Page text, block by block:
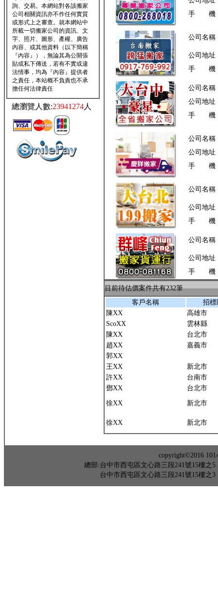
詢、交易。本網站對各該搬家
公司相關資訊亦不作任何實質
或形式上之審查。就本網站中
所載一切搬家公司的資訊、文
字、照片、圖形、產權、廣告
內容、或其他資料（以下簡稱
『內容』），無論其為公開張
貼或私下傳送，若有不實或違
法情事，均為『內容』提供者
之責任，本站概不負責也不承
擔任何法律責任
總瀏覽人數:23941274人
手 機
公司名稱
公司地址
手 機
公司名稱
公司地址
手 機
公司名稱
公司地址
手 機
公司名稱
公司地址
手 機
公司名稱
公司地址
手 機
目前待估價案件共有232筆
客戶名稱
招標
陳XX
高雄市
ScoXX
雲林縣
陳XX
台北市
趙XX
嘉義市
郭XX
王XX
新北市
許XX
台南市
鄧XX
台北市
徐XX 新北市
徐XX 新北市
copyright©2016
總部:台中市西屯區文心路三段241號15樓
台中市西屯區文心路三段241號15樓